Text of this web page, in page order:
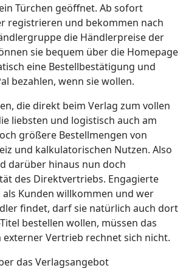
Türchen geöffnet. Ab sofort
registrieren und bekommen nach
die Händlerpreise der
sie bequem über die Homepage
eine Bestellbestätigung und
bezahlen, wenn sie wollen.
die direkt beim Verlag zum vollen
liebsten und logistisch auch am
größere Bestellmengen von
und kalkulatorischen Nutzen. Also
darüber hinaus nun doch
des Direktvertriebs. Engagierte
Kunden willkommen und wer
findet, darf sie natürlich auch dort
bestellen wollen, müssen das
Vertrieb rechnet sich nicht.
das Verlagsangebot